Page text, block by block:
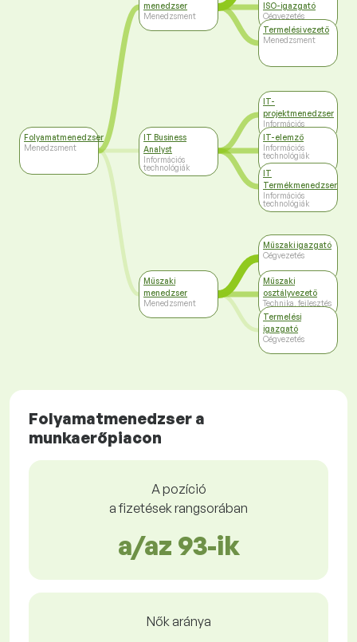
Folyamatmenedzser
Menedzsment
menedzser
Menedzsment
IT Business
Analyst
Információs
technológiák
Műszaki
menedzser
Menedzsment
ISO-igazgató
Cégvezetés
Termelési vezető
Menedzsment
IT-
projektmenedzser
Információs
technológiák
IT-elemző
Információs
technológiák
IT
Termékmenedzser
Információs
technológiák
Műszaki igazgató
Cégvezetés
Műszaki
osztályvezető
Technika, fejlesztés
Termelési
igazgató
Cégvezetés
Folyamatmenedzser a
munkaerőpiacon
A pozíció
a fizetések rangsorában
a/az 93-ik
Nők aránya